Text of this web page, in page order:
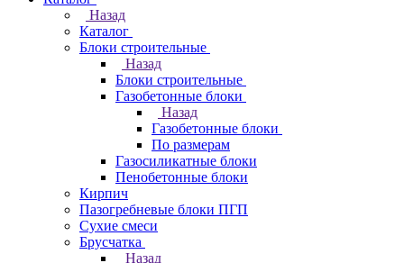
Назад
Каталог
Блоки строительные
Назад
Блоки строительные
Газобетонные блоки
Назад
Газобетонные блоки
По размерам
Газосиликатные блоки
Пенобетонные блоки
Кирпич
Пазогребневые блоки ПГП
Сухие смеси
Брусчатка
Назад